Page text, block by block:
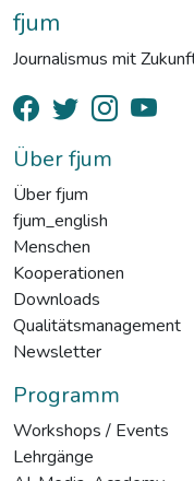
fjum
Journalismus mit
Über fjum
Über fjum
fjum_english
Menschen
Kooperationen
Downloads
Qualitätsmanagement
Newsletter
Programm
Workshops / Events
Lehrgänge